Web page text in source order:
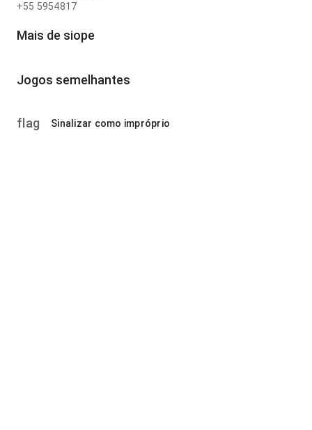
+55 5954817
Mais de siope
Jogos semelhantes
flag Sinalizar como impróprio